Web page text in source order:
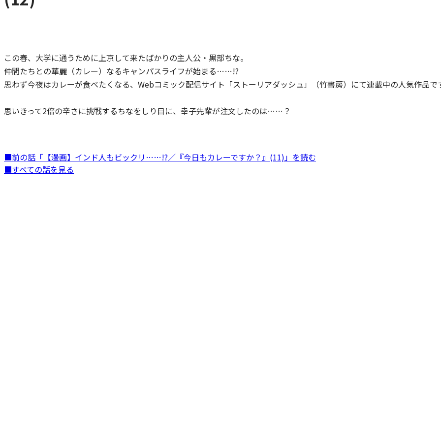
この春、大学に通うために上京して来たばかりの主人公・黒部ちな。
仲間たちとの華麗（カレー）なるキャンパスライフが始まる……!?
思わず今夜はカレーが食べたくなる、Webコミック配信サイト「ストーリアダッシュ」（竹書房）にて連載中の人気作品で
思いきって2倍の辛さに挑戦するちなをしり目に、幸子先輩が注文したのは……？
■前の話「【漫画】インド人もビックリ……!?／『今日もカレーですか？』(11)」を読む
■すべての話を見る